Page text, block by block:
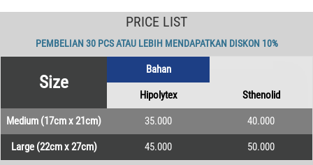
PRICE LIST
PEMBELIAN 30 PCS ATAU LEBIH MENDAPATKAN DISKON 10%
Size
Bahan
Hipolytex Sthenolid
Medium (17cm x 21cm) 35.000 40.000
Large (22cm x 27cm) 45.000 50.000